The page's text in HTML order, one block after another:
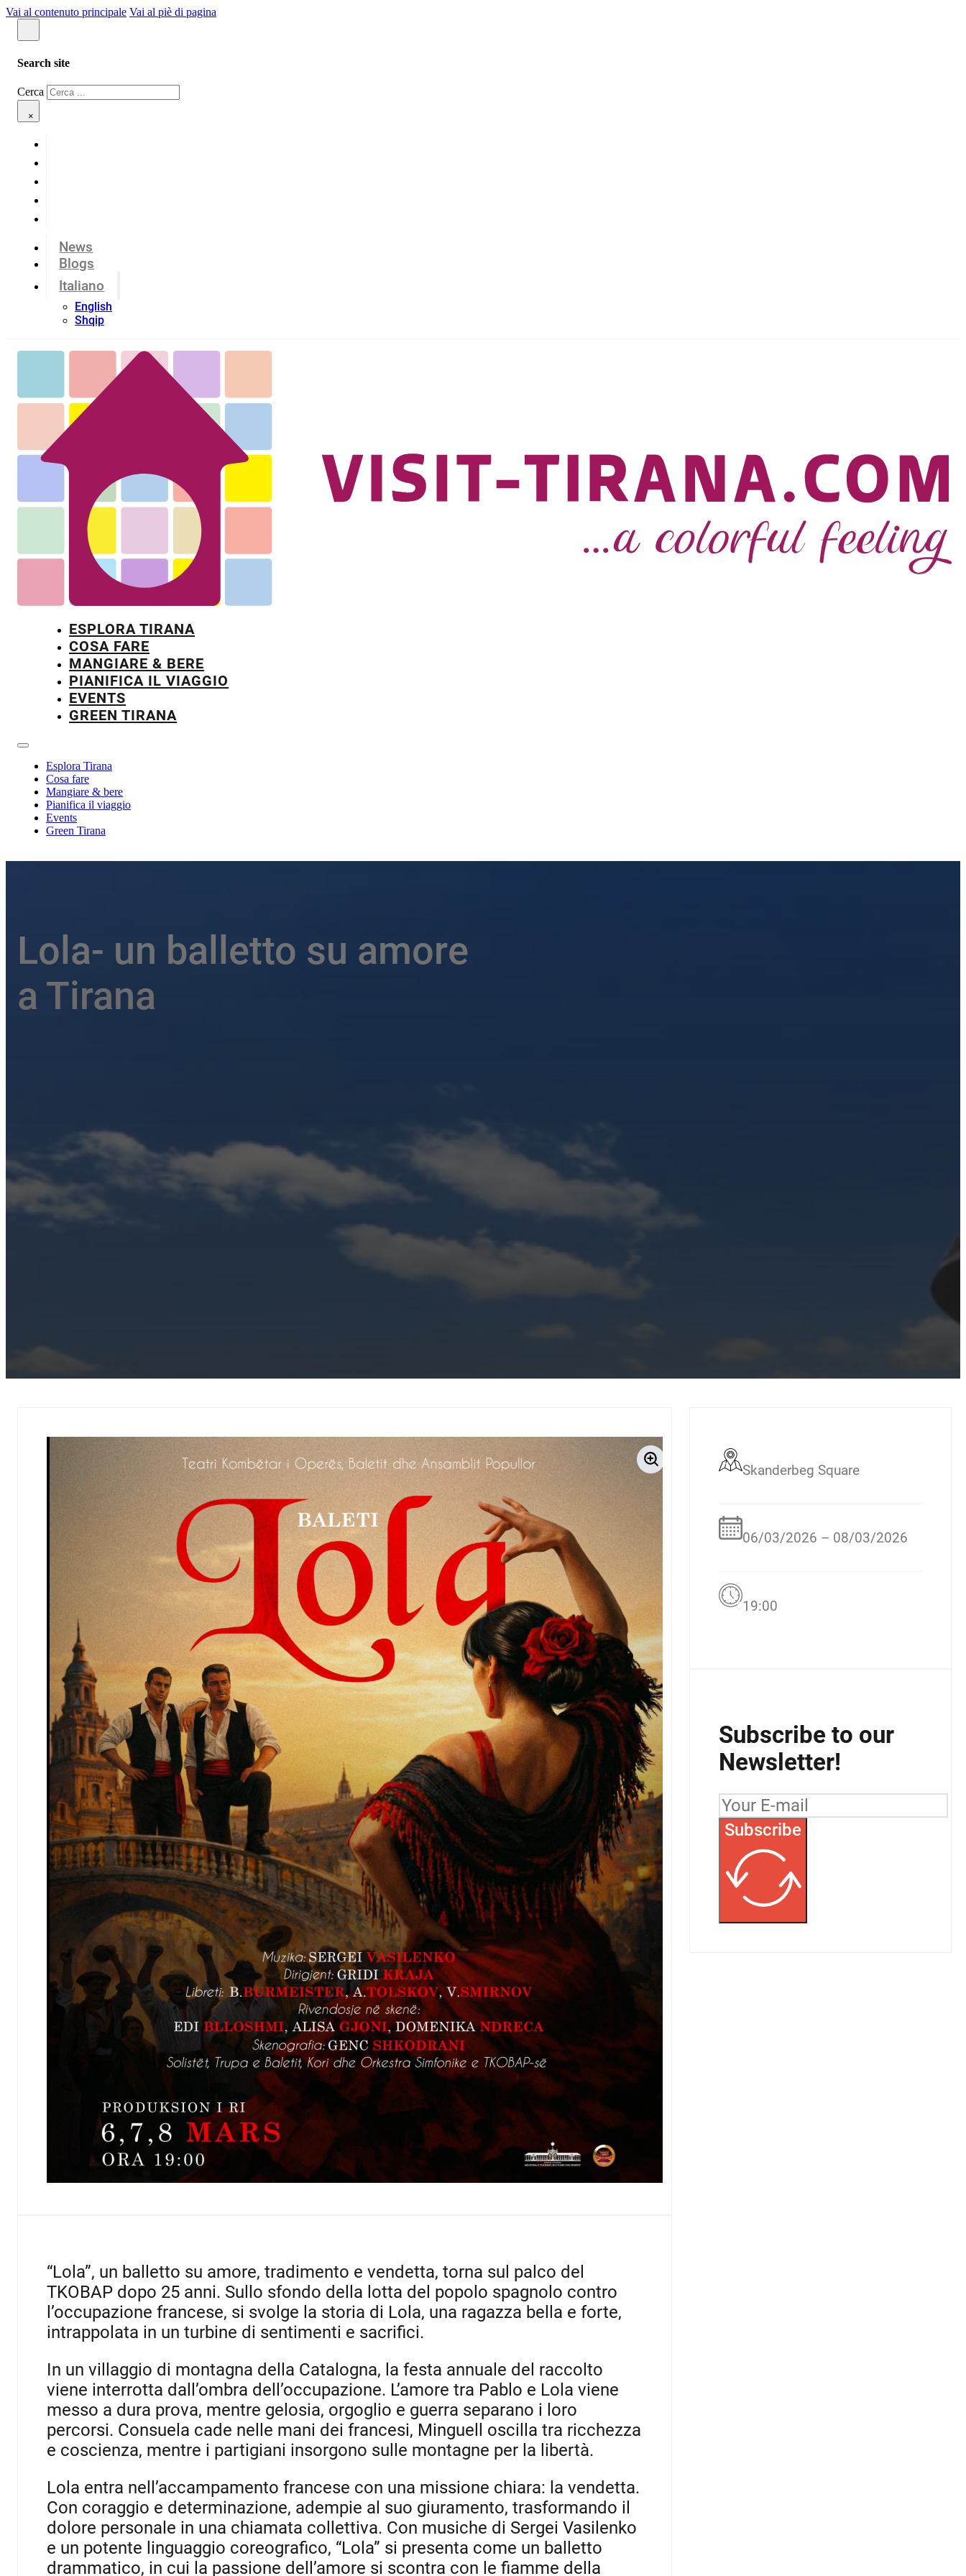
Vai al contenuto principale Vai al piè di pagina
Search site
Cerca
×
News
Blogs
Italiano
English
Shqip
ESPLORA TIRANA
COSA FARE
MANGIARE & BERE
PIANIFICA IL VIAGGIO
EVENTS
GREEN TIRANA
Esplora Tirana
Cosa fare
Mangiare & bere
Pianifica il viaggio
Events
Green Tirana
Lola- un balletto su amore
a Tirana
“Lola”, un balletto su amore, tradimento e vendetta, torna sul palco del
TKOBAP dopo 25 anni. Sullo sfondo della lotta del popolo spagnolo contro
l’occupazione francese, si svolge la storia di Lola, una ragazza bella e forte,
intrappolata in un turbine di sentimenti e sacrifici.
In un villaggio di montagna della Catalogna, la festa annuale del raccolto
viene interrotta dall’ombra dell’occupazione. L’amore tra Pablo e Lola viene
messo a dura prova, mentre gelosia, orgoglio e guerra separano i loro
percorsi. Consuela cade nelle mani dei francesi, Minguell oscilla tra ricchezza
e coscienza, mentre i partigiani insorgono sulle montagne per la libertà.
Lola entra nell’accampamento francese con una missione chiara: la vendetta.
Con coraggio e determinazione, adempie al suo giuramento, trasformando il
dolore personale in una chiamata collettiva. Con musiche di Sergei Vasilenko
e un potente linguaggio coreografico, “Lola” si presenta come un balletto
drammatico, in cui la passione dell’amore si scontra con le fiamme della
Skanderbeg Square
06/03/2026 – 08/03/2026
19:00
Subscribe to our
Newsletter!
Subscribe